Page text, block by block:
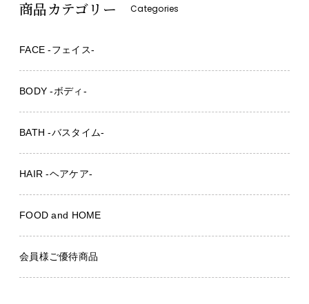
商品カテゴリー Categories
FACE -フェイス-
BODY -ボディ-
BATH -バスタイム-
HAIR -ヘアケア-
FOOD and HOME
会員様ご優待商品